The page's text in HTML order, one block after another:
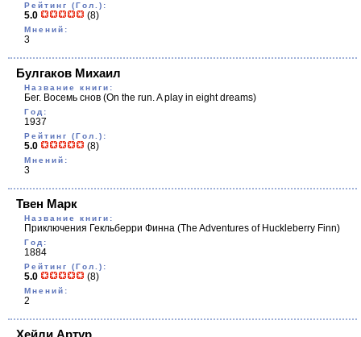
Рейтинг (Гол.):
5.0 (8)
Мнений:
3
Булгаков Михаил
Название книги:
Бег. Восемь снов (On the run. A play in eight dreams)
Год:
1937
Рейтинг (Гол.):
5.0 (8)
Мнений:
3
Твен Марк
Название книги:
Приключения Гекльберри Финна (The Adventures of Huckleberry Finn)
Год:
1884
Рейтинг (Гол.):
5.0 (8)
Мнений:
2
Хейли Артур